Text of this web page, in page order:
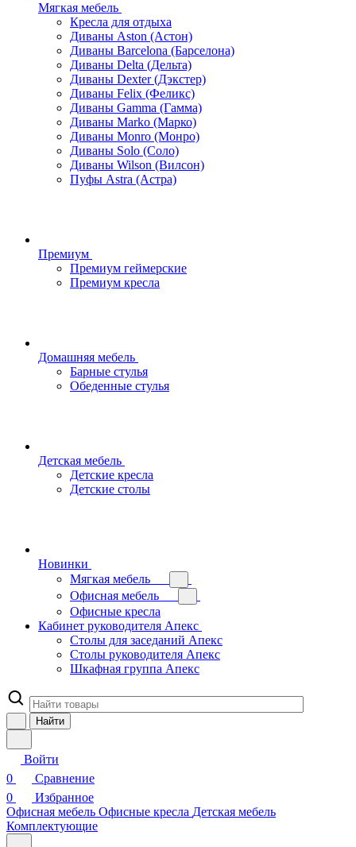
Мягкая мебель
Кресла для отдыха
Диваны Aston (Астон)
Диваны Barcelona (Барселона)
Диваны Delta (Дельта)
Диваны Dexter (Дэкстер)
Диваны Felix (Феликс)
Диваны Gamma (Гамма)
Диваны Marko (Марко)
Диваны Monro (Монро)
Диваны Solo (Соло)
Диваны Wilson (Вилсон)
Пуфы Astra (Астра)
Премиум
Премиум геймерские
Премиум кресла
Домашняя мебель
Барные стулья
Обеденные стулья
Детская мебель
Детские кресла
Детские столы
Новинки
Мягкая мебель
Офисная мебель
Офисные кресла
Кабинет руководителя Апекс
Столы для заседаний Апекс
Столы руководителя Апекс
Шкафная группа Апекс
Найти
Войти
0
Сравнение
0
Избранное
Офисная мебель Офисные кресла Детская мебель
Комплектующие